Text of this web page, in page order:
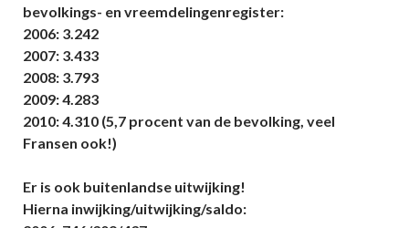
bevolkings- en vreemdelingenregister:
2006: 3.242
2007: 3.433
2008: 3.793
2009: 4.283
2010: 4.310 (5,7 procent van de bevolking, veel
Fransen ook!)
Er is ook buitenlandse uitwijking!
Hierna inwijking/uitwijking/saldo: